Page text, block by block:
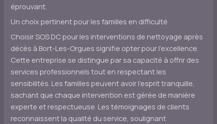
éprouvant.
Un choix pertinent pour les familles en difficulté
Choisir SOS DC pour les interventions de nettoyage après
décès à Bort-Les-Orgues signifie opter pour l’excellence.
Cette entreprise se distingue par sa capacité à offrir des
services professionnels tout en respectant les
sensibilités. Les familles peuvent avoir l’esprit tranquille,
sachant que chaque intervention est gérée de manière
experte et respectueuse. Les témoignages de clients
reconnaissent la qualité du service, soulignant